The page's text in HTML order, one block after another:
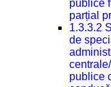
publice
parțial
1.3.3.2
de
publice